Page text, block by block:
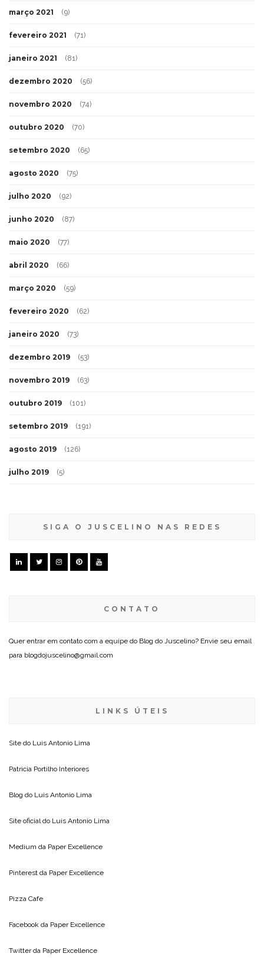
março 2021 (9)
fevereiro 2021 (71)
janeiro 2021 (81)
dezembro 2020 (56)
novembro 2020 (74)
outubro 2020 (70)
setembro 2020 (65)
agosto 2020 (75)
julho 2020 (92)
junho 2020 (87)
maio 2020 (77)
abril 2020 (66)
março 2020 (59)
fevereiro 2020 (62)
janeiro 2020 (73)
dezembro 2019 (53)
novembro 2019 (63)
outubro 2019 (101)
setembro 2019 (191)
agosto 2019 (126)
julho 2019 (5)
SIGA O JUSCELINO NAS REDES
CONTATO
Quer entrar em contato com a equipe do Blog do Juscelino? Envie seu email
para blogdojuscelino@gmail.com
LINKS ÚTEIS
Site do Luis Antonio Lima
Patricia Portilho Interiores
Blog do Luis Antonio Lima
Site oficial do Luis Antonio Lima
Medium da Paper Excellence
Pinterest da Paper Excellence
Pizza Cafe
Facebook da Paper Excellence
Twitter da Paper Excellence